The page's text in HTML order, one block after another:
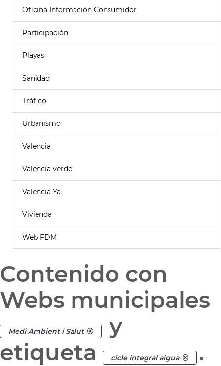
Oficina Información Consumidor
Participación
Playas
Sanidad
Tráfico
Urbanismo
Valencia
Valencia verde
Valencia Ya
Vivienda
Web FDM
Contenido con
Webs municipales
Medi Ambient i Salut
y
etiqueta
cicle integral aigua .